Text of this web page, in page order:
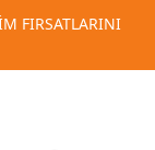
VE MATBAA